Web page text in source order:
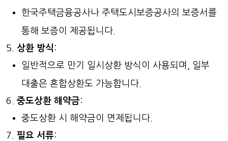
한국주택금융공사나 주택도시보증공사의 보증서를
통해 보증이 제공됩니다.
상환 방식 :
일반적으로 만기 일시상환 방식이 사용되며, 일부
대출은 혼합상환도 가능합니다.
중도상환 해약금:
중도상환 시 해약금이 면제됩니다.
필요 서류: